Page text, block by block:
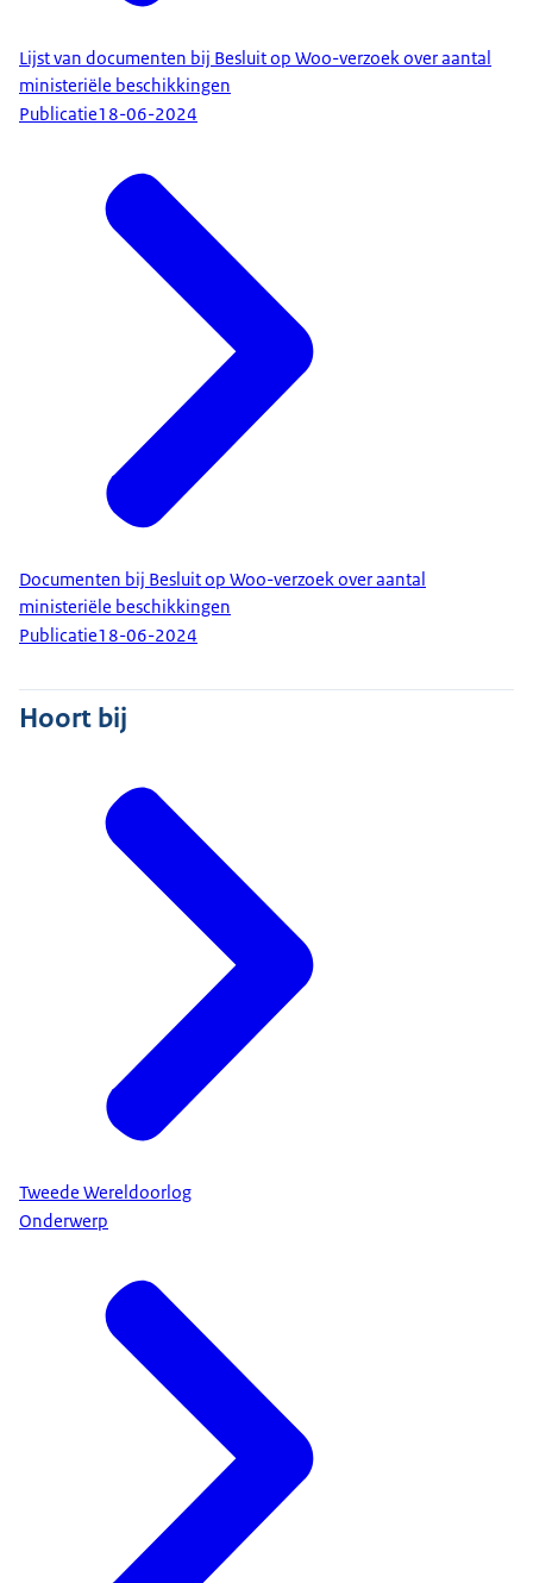
Lijst van documenten bij Besluit op Woo-verzoek over aantal
ministeriële beschikkingen
Publicatie18-06-2024
Documenten bij Besluit op Woo-verzoek over aantal
ministeriële beschikkingen
Publicatie18-06-2024
Hoort bij
Tweede Wereldoorlog
Onderwerp